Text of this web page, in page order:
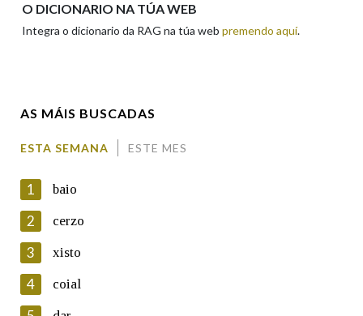
En cumprimento da normativa vixente en materia de
Protección de Datos de Carácter Persoal, a Real Academia
Galega informa a aqueles usuarios que faciliten o seu correo
electrónico, así como calquera outra información de carácter
O DICIONARIO NA TÚA WEB
Integra o dicionario da RAG na túa web premendo aquí.
AS MÁIS BUSCADAS
ESTA SEMANA ESTE MES
1 baio
2 cerzo
3 xisto
4 coial